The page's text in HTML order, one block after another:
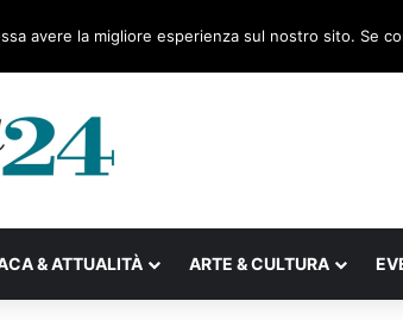
& ATTUALITÀ ARTE & CULTURA
avere la migliore esperienza sul nostro sito. Se